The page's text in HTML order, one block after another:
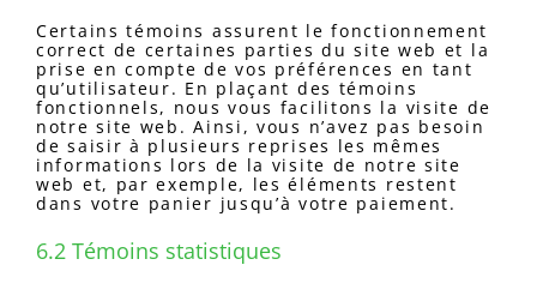
Certains témoins assurent le fonctionnement
correct de certaines parties du site web et la
prise en compte de vos préférences en tant
qu’utilisateur. En plaçant des témoins
fonctionnels, nous vous facilitons la visite de
notre site web. Ainsi, vous n’avez pas besoin
de saisir à plusieurs reprises les mêmes
informations lors de la visite de notre site
web et, par exemple, les éléments restent
dans votre panier jusqu’à votre paiement.
6.2 Témoins statistiques